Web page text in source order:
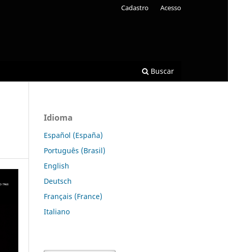
Buscar
Cadastro Acesso
Idioma
Español (España)
Português (Brasil)
English
Deutsch
Français (France)
Italiano